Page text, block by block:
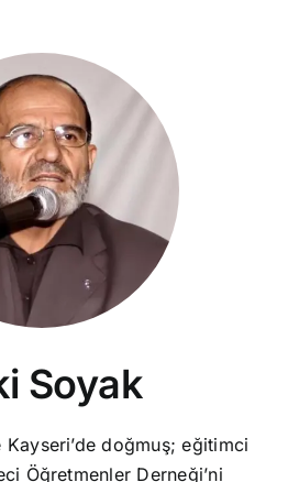
Soyak
Kayseri’de doğmuş; eğitimci
Öğretmenler Derneği’ni